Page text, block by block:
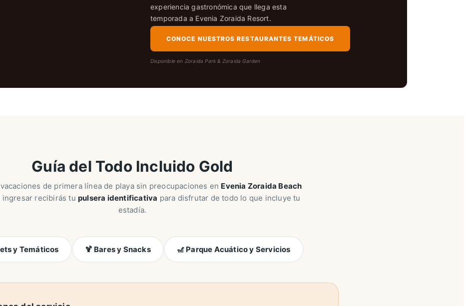
experiencia gastronómica que llega esta
temporada a Evenia Zoraida Resort.
CONOCE NUESTROS RESTAURANTES TEMÁTICOS
Disponible en Zoraida Park & Zoraida Garden
Guía del Todo Incluido Gold
de primera línea de playa sin preocupaciones en Evenia Zoraida Beach
ingresar recibirás tu pulsera identificativa para disfrutar de todo lo que incluye tu
estadía.
y Temáticos 🍹 Bares y Snacks 🎢 Parque Acuático y Servicios